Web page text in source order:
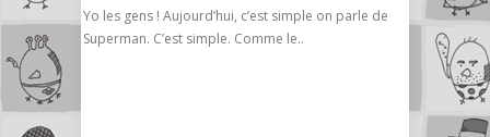
Yo les gens ! Aujourd’hui, c’est simple on parle de
Superman. C’est simple. Comme le..